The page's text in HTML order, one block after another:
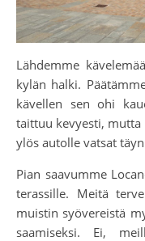
Lähdemme
kylän halki.
kävellen sen ohi
taittuu kevyesti,
ylös autolle vatsat
Pian saavumme
terassille. Meitä
muistin syövereistä
saamiseksi. Ei,